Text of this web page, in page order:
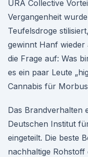
URA Collective
Vergangenheit
Teufelsdroge
gewinnt Hanf wieder
die Frage auf: Was
es ein paar Leute
Cannabis für
Das Brandverhalten
Deutschen Institut
eingeteilt. Die beste
nachhaltige